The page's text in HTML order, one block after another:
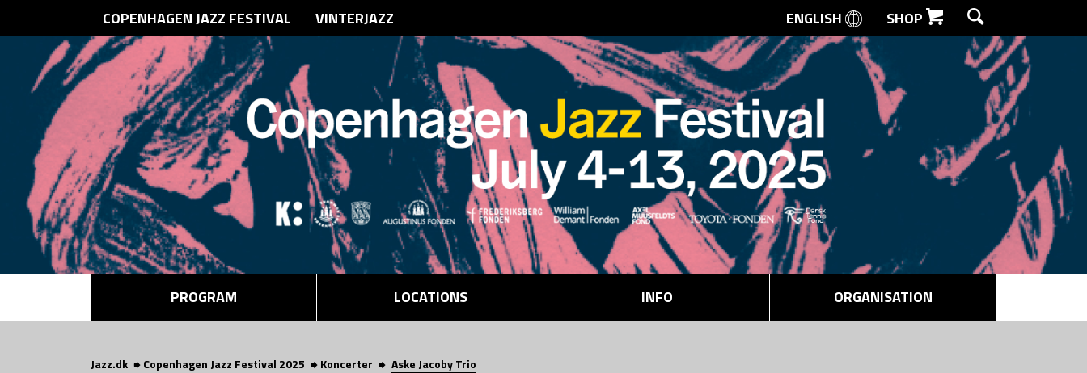
SØG
COPENHAGEN JAZZ FESTIVAL VINTERJAZZ ENGLISH SHOP
PROGRAM LOCATIONS INFO ORGANISATION
Jazz.dk Copenhagen Jazz Festival 2025 Koncerter Aske Jacoby Trio